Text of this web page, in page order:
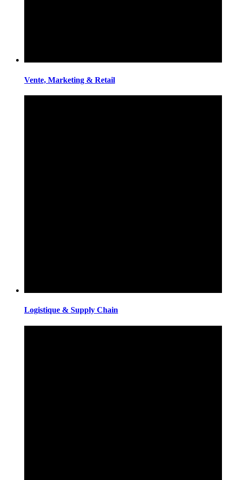
Vente, Marketing & Retail
Logistique & Supply Chain